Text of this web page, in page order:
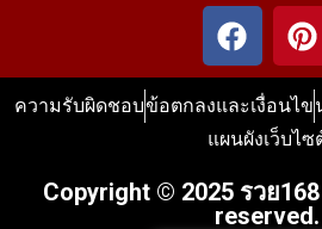
ความรับผิดชอบข้อตกลงและเงื่อนไข
แผนผังเว็บไซ
Copyright © 2025 รวย
reserved.